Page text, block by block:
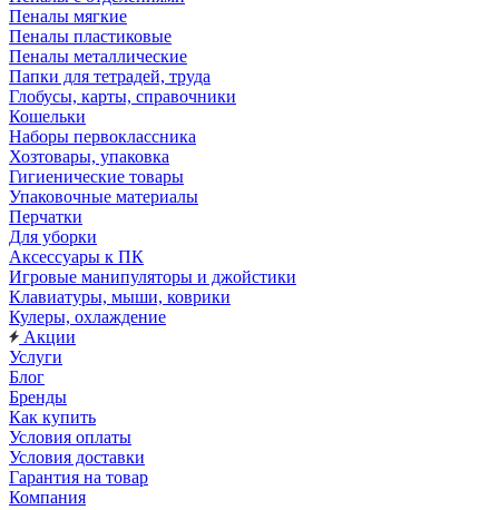
Пеналы мягкие
Пеналы пластиковые
Пеналы металлические
Папки для тетрадей, труда
Глобусы, карты, справочники
Кошельки
Наборы первоклассника
Хозтовары, упаковка
Гигиенические товары
Упаковочные материалы
Перчатки
Для уборки
Аксессуары к ПК
Игровые манипуляторы и джойстики
Клавиатуры, мыши, коврики
Кулеры, охлаждение
Акции
Услуги
Блог
Бренды
Как купить
Условия оплаты
Условия доставки
Гарантия на товар
Компания